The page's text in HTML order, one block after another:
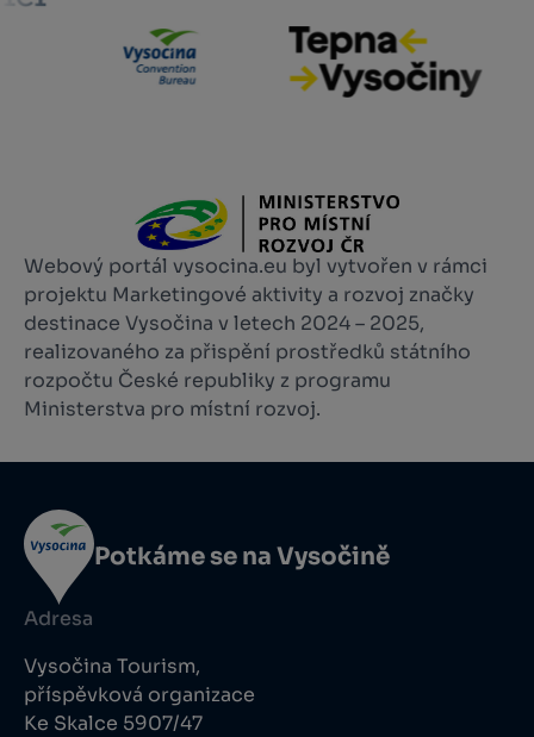
Webový portál vysocina.eu byl vytvořen v rámci
projektu Marketingové aktivity a rozvoj značky
destinace Vysočina v letech 2024 – 2025,
realizovaného za přispění prostředků státního
rozpočtu České republiky z programu
Ministerstva pro místní rozvoj.
Potkáme se na Vysočině
Adresa
Vysočina Tourism,
příspěvková organizace
Ke Skalce 5907/47